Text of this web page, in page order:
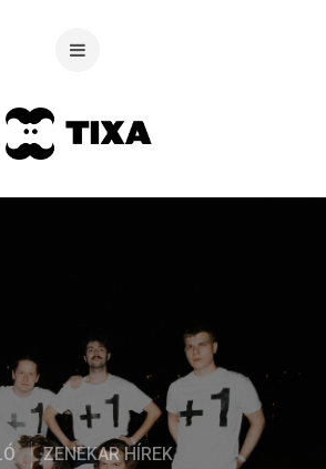
ZENEKAR HÍREK